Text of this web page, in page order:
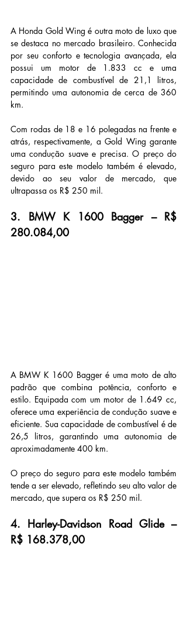
A Honda Gold Wing é outra moto de luxo que
se destaca no mercado brasileiro. Conhecida
por seu conforto e tecnologia avançada, ela
possui um motor de 1.833 cc e uma
capacidade de combustível de 21,1 litros,
permitindo uma autonomia de cerca de 360
km.
Com rodas de 18 e 16 polegadas na frente e
atrás, respectivamente, a Gold Wing garante
uma condução suave e precisa. O preço do
seguro para este modelo também é elevado,
devido ao seu valor de mercado, que
ultrapassa os R$ 250 mil.
3. BMW K 1600 Bagger – R$
280.084,00
A BMW K 1600 Bagger é uma moto de alto
padrão que combina potência, conforto e
estilo. Equipada com um motor de 1.649 cc,
oferece uma experiência de condução suave e
eficiente. Sua capacidade de combustível é de
26,5 litros, garantindo uma autonomia de
aproximadamente 400 km.
O preço do seguro para este modelo também
tende a ser elevado, refletindo seu alto valor de
mercado, que supera os R$ 250 mil.
4. Harley-Davidson Road Glide –
R$ 168.378,00